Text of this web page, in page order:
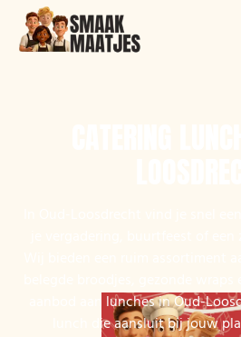
aanbod aan lunches in Oud-
lunch die aansluit bij jouw